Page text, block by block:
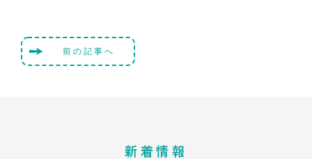
前の記事へ
新着情報